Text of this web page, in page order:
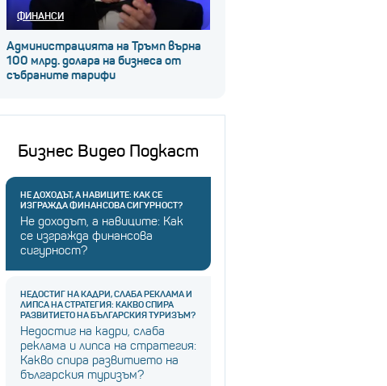
ФИНАНСИ
Администрацията на Тръмп върна
100 млрд. долара на бизнеса от
събраните тарифи
Бизнес Видео Подкаст
НЕ ДОХОДЪТ, А НАВИЦИТЕ: КАК СЕ
ИЗГРАЖДА ФИНАНСОВА СИГУРНОСТ?
Не доходът, а навиците: Как
се изгражда финансова
сигурност?
НЕДОСТИГ НА КАДРИ, СЛАБА РЕКЛАМА И
ЛИПСА НА СТРАТЕГИЯ: КАКВО СПИРА
РАЗВИТИЕТО НА БЪЛГАРСКИЯ ТУРИЗЪМ?
Недостиг на кадри, слаба
реклама и липса на стратегия:
Какво спира развитието на
българския туризъм?